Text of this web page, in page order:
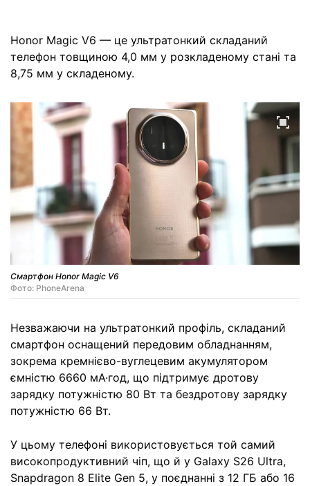
Honor Magic V6 — це ультратонкий складаний
телефон товщиною 4,0 мм у розкладеному стані та
8,75 мм у складеному.
Смартфон Honor Magic V6
Фото: PhoneArena
Незважаючи на ультратонкий профіль, складаний
смартфон оснащений передовим обладнанням,
зокрема кремнієво-вуглецевим акумулятором
ємністю 6660 мА·год, що підтримує дротову
зарядку потужністю 80 Вт та бездротову зарядку
потужністю 66 Вт.
У цьому телефоні використовується той самий
високопродуктивний чіп, що й у Galaxy S26 Ultra,
Snapdragon 8 Elite Gen 5, у поєднанні з 12 ГБ або 16